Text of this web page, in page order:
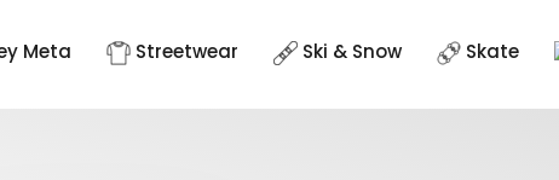
Meta Streetwear Ski & Snow Skate